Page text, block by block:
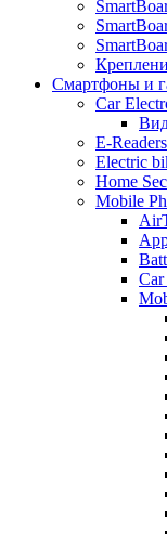
Смартфоны и
Car
E-
Electric
Home
Mobile